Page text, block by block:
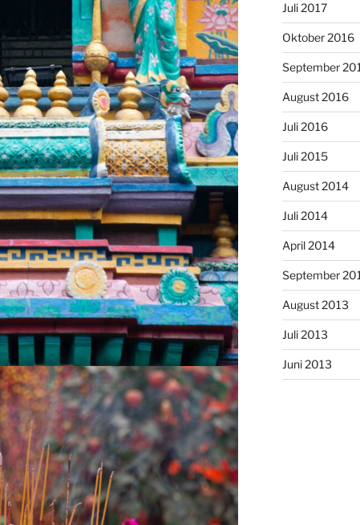
Juli 2017
Oktober 2016
September
August 2016
Juli 2016
Juli 2015
August 2014
Juli 2014
April 2014
September
August 2013
Juli 2013
Juni 2013